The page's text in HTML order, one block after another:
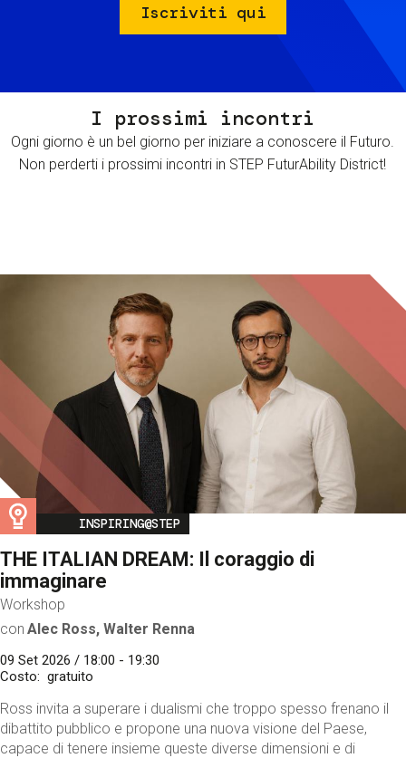
Iscriviti qui
I prossimi incontri
Ogni giorno è un bel giorno per iniziare a conoscere il Futuro.
Non perderti i prossimi incontri in STEP FuturAbility District!
Image
INSPIRING@STEP
THE ITALIAN DREAM: Il coraggio di
immaginare
Workshop
con Alec Ross, Walter Renna
09 Set 2026 / 18:00 - 19:30
Costo
gratuito
Ross invita a superare i dualismi che troppo spesso frenano il
dibattito pubblico e propone una nuova visione del Paese,
capace di tenere insieme queste diverse dimensioni e di